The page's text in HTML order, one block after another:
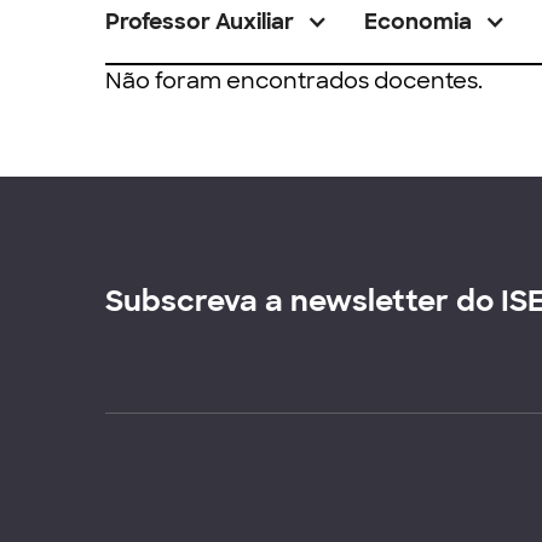
Professor Auxiliar Economia
Não foram encontrados docentes.
Subscreva a newsletter do